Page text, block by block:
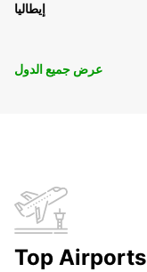
إيطاليا
عرض جميع الدول
Top Airports